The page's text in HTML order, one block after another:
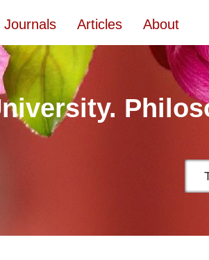
Journals Articles About